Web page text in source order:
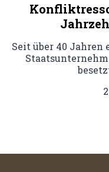
Seit über 40